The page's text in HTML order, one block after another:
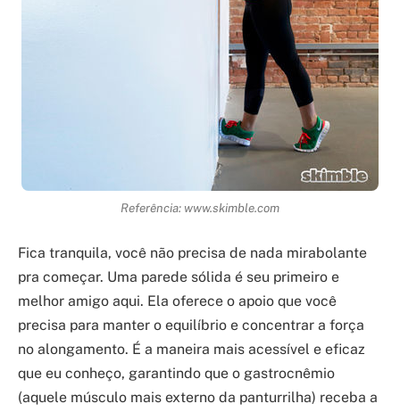
Referência: www.skimble.com
Fica tranquila, você não precisa de nada mirabolante
pra começar. Uma parede sólida é seu primeiro e
melhor amigo aqui. Ela oferece o apoio que você
precisa para manter o equilíbrio e concentrar a força
no alongamento. É a maneira mais acessível e eficaz
que eu conheço, garantindo que o gastrocnêmio
(aquele músculo mais externo da panturrilha) receba a